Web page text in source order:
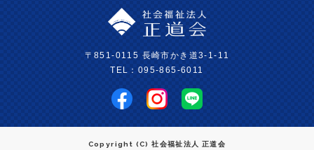
〒851-0115 長崎市かき道3-1-11
TEL：095-865-6011
Copyright (C) 社会福祉法人 正道会